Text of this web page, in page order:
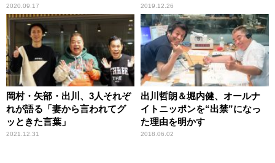
む
2020.09.17
し
2019.12.26
岡村・矢部・出川、3人それぞ
れが語る「妻から言われてグ
ッときた言葉」
2021.12.31
出川哲朗＆堀内健、オールナ
イトニッポンを“出禁”になっ
た理由を明かす
2018.06.02